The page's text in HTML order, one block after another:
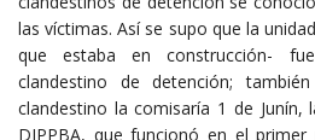
las víctimas. Así se supo que la
que estaba en construcción-
clandestino de detención;
clandestino la comisaría 1 de Junín,
DIPPBA, que funcionó en el